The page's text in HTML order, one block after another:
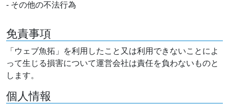
- その他の不法行為
免責事項
「ウェブ魚拓」を利用したこと又は利用できないことによ
って生じる損害について運営会社は責任を負わないものと
します。
個人情報